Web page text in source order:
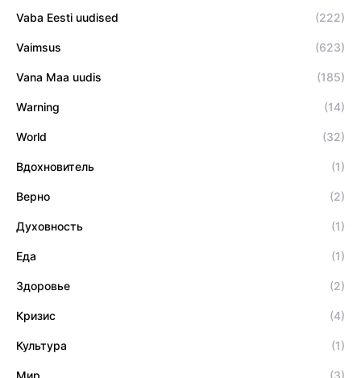
Vaba Eesti uudised (222)
Vaimsus (623)
Vana Maa uudis (185)
Warning (14)
World (32)
Вдохновитель (1)
Верно (2)
Духовность (1)
Еда (1)
Здоровье (2)
Кризис (4)
Культура (1)